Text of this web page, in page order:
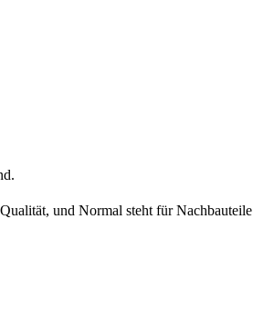
und Normal steht für Nachbauteile